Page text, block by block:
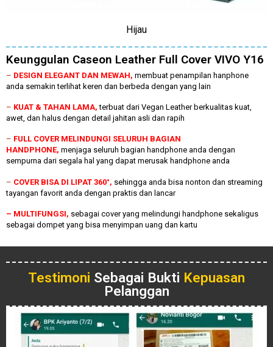
Hijau
Keunggulan Caseon Leather Full Cover VIVO Y16
– DESIGN ELEGANT DAN MEWAH, membuat penampilan hanphone
anda semakin terlihat keren dan berbeda dengan yang lain
– KUAT & TAHAN LAMA,terbuat dari Vegan Leather berkualitas kuat,
awet, dan halus dengan detail jahitan asli dan rapih
– FULL COVER MELINDUNGI SELURUH BAGIAN
HANDPHONE, menjaga seluruh bagian handphone anda dengan
sempurna dari segala hal yang dapat merusak handphone anda
– COVER BISA DI LIPAT 360°, sehingga anda bisa nonton dan streaming
tayangan favorit anda dengan praktis dan lancar
– MULTIFUNGSI, sebagai cover yang melindungi handphone sekaligus
sebagai dompet yang bisa menyimpan uang dan kartu
Testimoni Sebagai Bukti Kepuasan
Pelanggan